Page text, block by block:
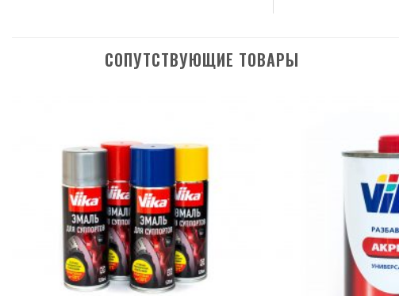
СОПУТСТВУЮЩИЕ ТОВАРЫ